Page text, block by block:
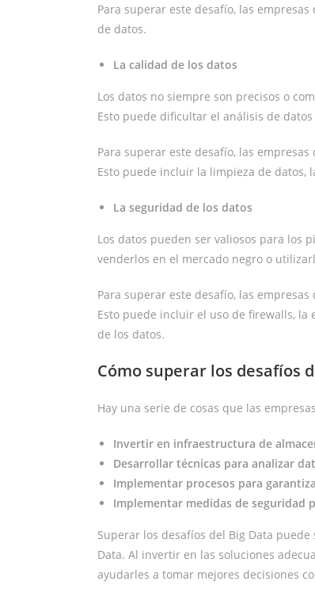
Para superar este desafío, las
de datos.
La calidad de los datos
Los datos no siempre son precisos o
Esto puede dificultar el análisis de
Para superar este desafío, las
Esto puede incluir la limpieza de datos,
La seguridad de los datos
Los datos pueden ser valiosos para los
venderlos en el mercado negro o
Para superar este desafío, las
Esto puede incluir el uso de firewalls,
de los datos.
Cómo superar los desafíos
Hay una serie de cosas que las
Invertir en infraestructura de
Desarrollar técnicas para analizar
Implementar procesos para
Implementar medidas de seguridad
Superar los desafíos del Big Data
Data. Al invertir en las soluciones
ayudarles a tomar mejores decisiones